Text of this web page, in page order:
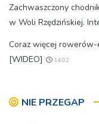
Zachwaszczony
w Woli Rzędzińskiej.
Coraz więcej
[WIDEO]
14:02
NIE PRZEGAP